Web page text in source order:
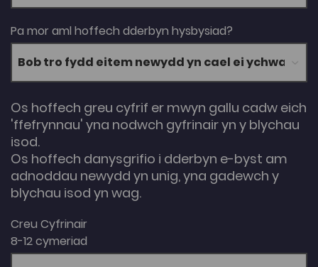
Pa mor aml hoffech dderbyn hysbysiad?
Os hoffech greu cyfrif er mwyn gallu cadw eich
'ffefrynnau' yna nodwch gyfrinair yn y blychau
isod.
Os hoffech danysgrifio i dderbyn e-byst am
adnoddau newydd yn unig, yna gadewch y
blychau isod yn wag.
Creu Cyfrinair
8-12 cymeriad